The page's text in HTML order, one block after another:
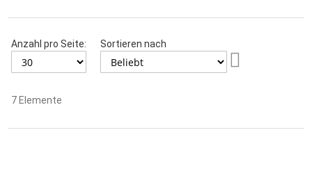
Anzahl pro Seite:
Sortieren nach
7 Elemente